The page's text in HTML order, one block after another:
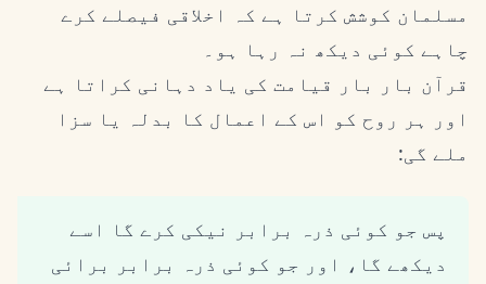
مسلمان کوشش کرتا ہے کہ اخلاقی فیصلے کرے
چاہے کوئی دیکھ نہ رہا ہو۔
قرآن بار بار قیامت کی یاد دہانی کراتا ہے
اور ہر روح کو اس کے اعمال کا بدلہ یا سزا
ملے گی:
پس جو کوئی ذرہ برابر نیکی کرے گا اسے
دیکھے گا، اور جو کوئی ذرہ برابر برائی